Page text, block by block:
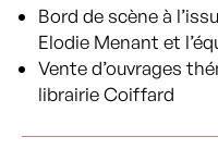
Bord de scène à
Elodie Menant et
Vente d’ouvrages
librairie Coiffard